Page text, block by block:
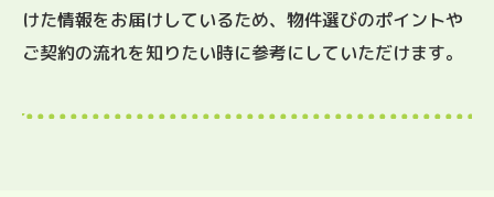
けた情報をお届けしているため、物件選びのポイントや
ご契約の流れを知りたい時に参考にしていただけます。